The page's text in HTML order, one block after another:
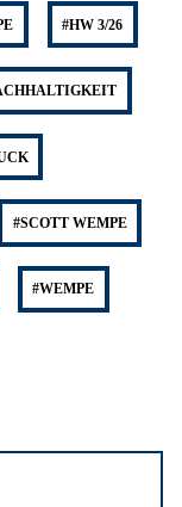
#HW 3/26
#SCOTT WEMPE
#WEMPE